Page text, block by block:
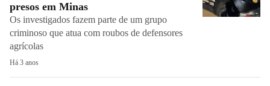
presos em Minas
Os investigados fazem parte de um grupo
criminoso que atua com roubos de defensores
agrícolas
Há 3 anos